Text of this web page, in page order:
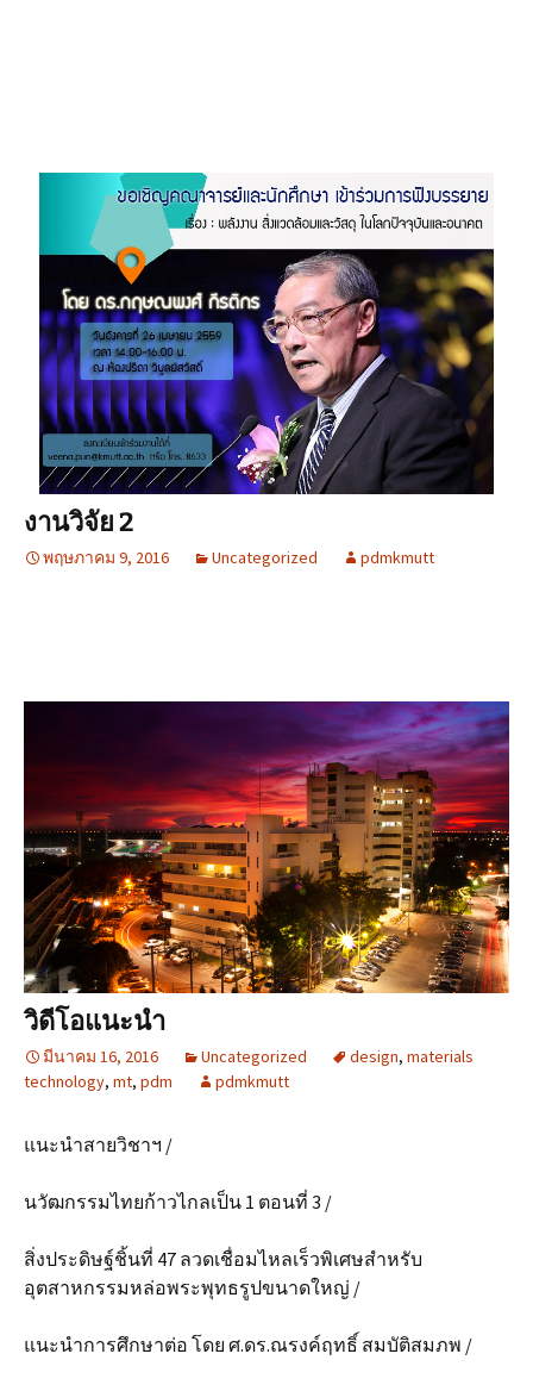
งานวิจัย 2
พฤษภาคม 9, 2016 Uncategorized pdmkmutt
วิดีโอแนะนำ
มีนาคม 16, 2016 Uncategorized design, materials
technology, mt, pdm pdmkmutt
แนะนำสายวิชาฯ /
นวัฒกรรมไทยก้าวไกลเป็น 1 ตอนที่ 3 /
สิ่งประดิษฐ์ชิ้นที่ 47 ลวดเชื่อมไหลเร็วพิเศษสำหรับ
อุตสาหกรรมหล่อพระพุทธรูปขนาดใหญ่ /
แนะนำการศึกษาต่อ โดย ศ.ดร.ณรงค์ฤทธิ์ สมบัติสมภพ /